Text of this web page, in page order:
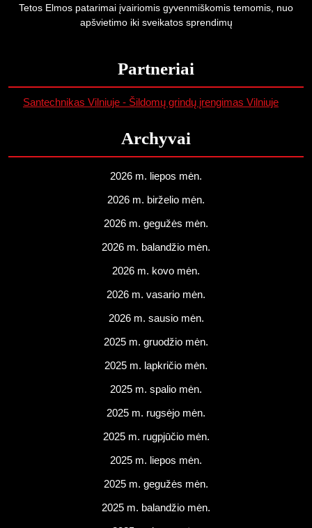
Tetos Elmos patarimai įvairiomis gyvenmiškomis temomis, nuo
apšvietimo iki sveikatos sprendimų
Partneriai
Santechnikas Vilniuje - Šildomų grindų įrengimas Vilniuje
Archyvai
2026 m. liepos mėn.
2026 m. birželio mėn.
2026 m. gegužės mėn.
2026 m. balandžio mėn.
2026 m. kovo mėn.
2026 m. vasario mėn.
2026 m. sausio mėn.
2025 m. gruodžio mėn.
2025 m. lapkričio mėn.
2025 m. spalio mėn.
2025 m. rugsėjo mėn.
2025 m. rugpjūčio mėn.
2025 m. liepos mėn.
2025 m. gegužės mėn.
2025 m. balandžio mėn.